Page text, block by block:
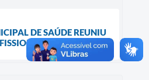
DE SAÚDE REUNIU
DA ÁREA